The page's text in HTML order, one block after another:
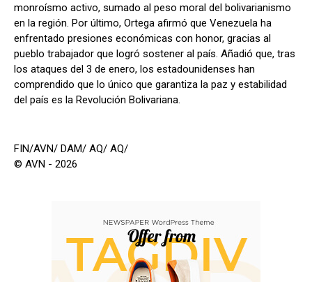
monroísmo activo, sumado al peso moral del bolivarianismo
en la región. Por último, Ortega afirmó que Venezuela ha
enfrentado presiones económicas con honor, gracias al
pueblo trabajador que logró sostener al país. Añadió que, tras
los ataques del 3 de enero, los estadounidenses han
comprendido que lo único que garantiza la paz y estabilidad
del país es la Revolución Bolivariana.
FIN/AVN/ DAM/ AQ/ AQ/
© AVN - 2026